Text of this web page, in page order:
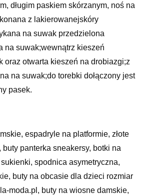
długim paskiem skórzanym, noś na
z lakierowanejskóry
na suwak przedzielona
na suwak;wewnątrz kieszeń
oraz otwarta kieszeń na drobiazgi;z
na suwak;do torebki dołączony jest
pasek.
espadryle na platformie, złote
panterka sneakersy, botki na
spodnica asymetryczna,
buty na obcasie dla dzieci rozmiar
moda.pl, buty na wiosne damskie,